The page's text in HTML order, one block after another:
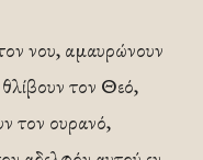
νου, αμαυρώνουν
θλίβουν τον Θεό,
τον ουρανό,